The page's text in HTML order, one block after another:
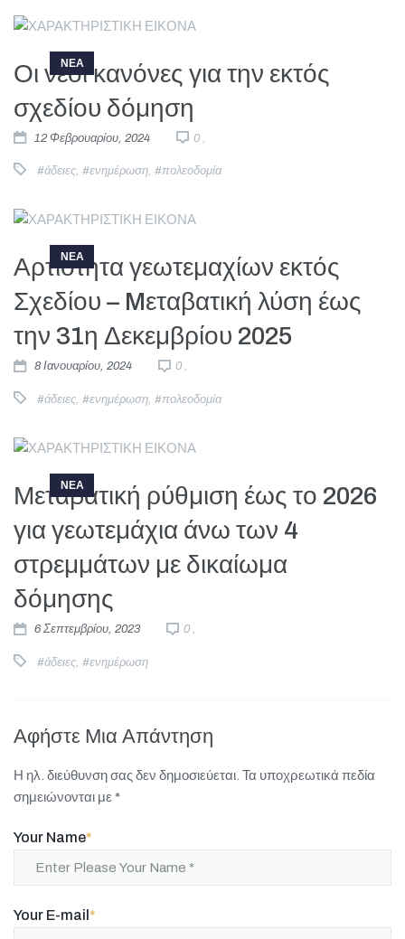
ΝΕΑ
Οι νέοι κανόνες για την εκτός
σχεδίου δόμηση
12 Φεβρουαρίου, 2024 0 ,
#άδειες, #ενημέρωση, #πολεοδομία
ΝΕΑ
Αρτιότητα γεωτεμαχίων εκτός
Σχεδίου – Mεταβατική λύση έως
την 31η Δεκεμβρίου 2025
8 Ιανουαρίου, 2024 0 ,
#άδειες, #ενημέρωση, #πολεοδομία
ΝΕΑ
Μεταβατική ρύθμιση έως το 2026
για γεωτεμάχια άνω των 4
στρεμμάτων με δικαίωμα
δόμησης
6 Σεπτεμβρίου, 2023 0 ,
#άδειες #ενημέρωση
Αφήστε Μια Απάντηση
Η ηλ. διεύθυνση σας δεν δημοσιεύεται. Τα υποχρεωτικά πεδία
σημειώνονται με*
Your Name*
Your E-mail *